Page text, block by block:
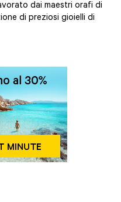
dai maestri orafi di
di preziosi gioielli di